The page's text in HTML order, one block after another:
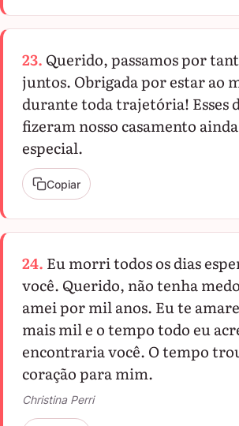
23. Querido, passamos por
juntos. Obrigada por estar ao
durante toda trajetória! Esses
fizeram nosso casamento
especial.
Copiar
24. Eu morri todos os dias
você. Querido, não tenha
amei por mil anos. Eu te
mais mil e o tempo todo eu
encontraria você. O tempo
coração para mim.
Christina Perri